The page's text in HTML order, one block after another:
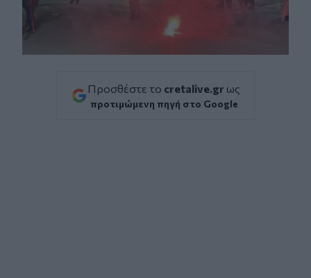
Προσθέστε το cretalive.gr ως
προτιμώμενη πηγή στο Google